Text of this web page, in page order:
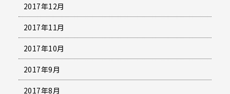
2017年12月
2017年11月
2017年10月
2017年9月
2017年8月